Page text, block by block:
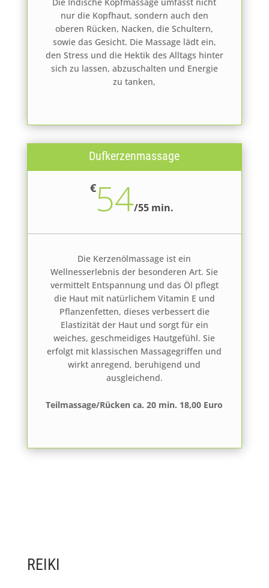
Die Indische Kopfmassage umfasst nicht
nur die Kopfhaut, sondern auch den
oberen Rücken, Nacken, die Schultern,
sowie das Gesicht. Die Massage lädt ein,
den Stress und die Hektik des Alltags hinter
sich zu lassen, abzuschalten und Energie
zu tanken,
Dufkerzenmassage
€54/55 min.
Die Kerzenölmassage ist ein
Wellnesserlebnis der besonderen Art. Sie
vermittelt Entspannung und das Öl pflegt
die Haut mit natürlichem Vitamin E und
Pflanzenfetten, dieses verbessert die
Elastizität der Haut und sorgt für ein
weiches, geschmeidiges Hautgefühl. Sie
erfolgt mit klassischen Massagegriffen und
wirkt anregend, beruhigend und
ausgleichend.
Teilmassage/Rücken ca. 20 min. 18,00 Euro
REIKI